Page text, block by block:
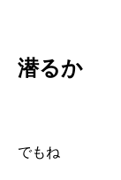
潜るか
でもね